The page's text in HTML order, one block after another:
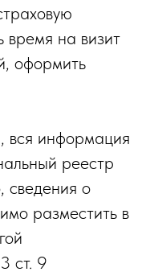
время на визит
оформить
вся информация
реестр
сведения о
разместить в
ст. 9